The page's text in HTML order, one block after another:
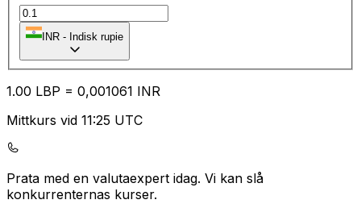
INR - Indisk rupie
1.00 LBP = 0,001061 INR
Mittkurs vid 11:25 UTC
Prata med en valutaexpert idag. Vi kan slå
konkurrenternas kurser.